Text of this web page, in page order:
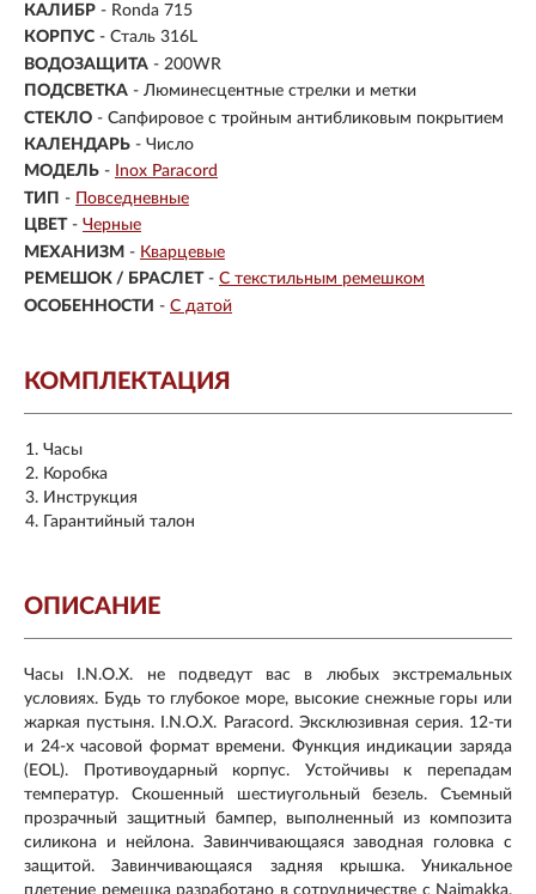
КАЛИБР - Ronda 715
КОРПУС - Сталь 316L
ВОДОЗАЩИТА - 200WR
ПОДСВЕТКА - Люминесцентные стрелки и метки
СТЕКЛО - Сапфировое с тройным антибликовым покрытием
КАЛЕНДАРЬ - Число
МОДЕЛЬ -
Inox Paracord
ТИП - Повседневные
ЦВЕТ - Черные
МЕХАНИЗМ - Кварцевые
РЕМЕШОК / БРАСЛЕТ - С текстильным ремешком
ОСОБЕННОСТИ - С датой
КОМПЛЕКТАЦИЯ
Часы
Коробка
Инструкция
Гарантийный талон
ОПИСАНИЕ
Часы I.N.O.X. не подведут вас в любых экстремальных
условиях. Будь то глубокое море, высокие снежные горы или
жаркая пустыня. I.N.O.X. Paracord. Эксклюзивная серия. 12-ти
и 24-х часовой формат времени. Функция индикации заряда
(EOL). Противоударный корпус. Устойчивы к перепадам
температур. Скошенный шестиугольный безель. Съемный
прозрачный защитный бампер, выполненный из композита
силикона и нейлона. Завинчивающаяся заводная головка с
защитой. Завинчивающаяся задняя крышка. Уникальное
плетение ремешка разработано в сотрудничестве с Naimakka.